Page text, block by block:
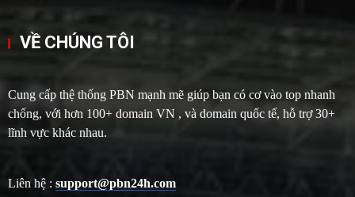
VỀ CHÚNG TÔI
Cung cấp thệ thống PBN mạnh mẽ giúp bạn có cơ vào top nhanh
chống, với hơn 100+ domain VN , và domain quốc tế, hỗ trợ 30+
lĩnh vực khác nhau.
Liên hệ : support@pbn24h.com